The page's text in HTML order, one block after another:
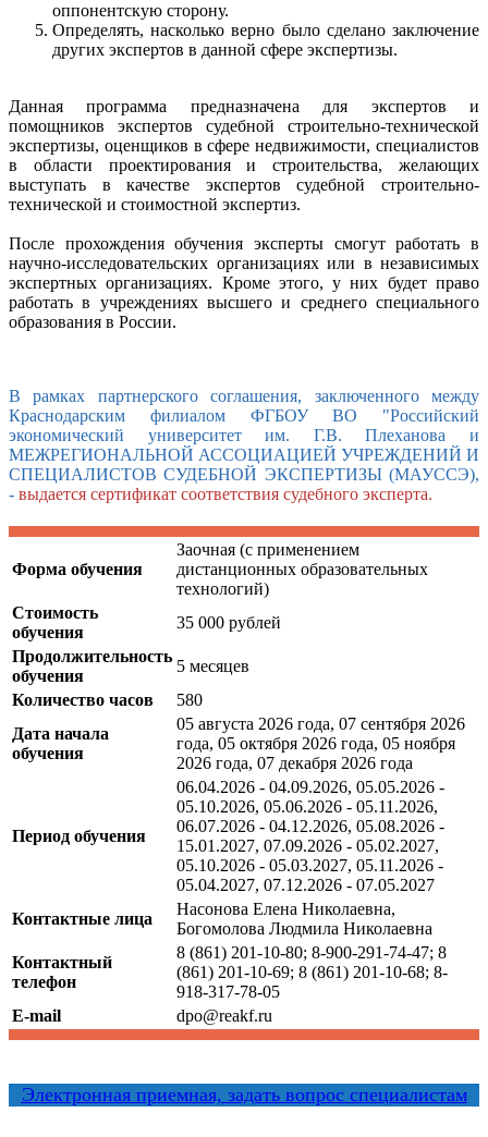
оппонентскую сторону.
Определять, насколько верно было сделано заключение
других экспертов в данной сфере экспертизы.
Данная программа предназначена для экспертов и
помощников экспертов судебной строительно-технической
экспертизы, оценщиков в сфере недвижимости, специалистов
в области проектирования и строительства, желающих
выступать в качестве экспертов судебной строительно-
технической и стоимостной экспертиз.
После прохождения обучения эксперты смогут работать в
научно-исследовательских организациях или в независимых
экспертных организациях. Кроме этого, у них будет право
работать в учреждениях высшего и среднего специального
образования в России.
В рамках партнерского соглашения, заключенного между
Краснодарским филиалом ФГБОУ ВО "Российский
экономический университет им. Г.В. Плеханова и
МЕЖРЕГИОНАЛЬНОЙ АССОЦИАЦИЕЙ УЧРЕЖДЕНИЙ И
СПЕЦИАЛИСТОВ СУДЕБНОЙ ЭКСПЕРТИЗЫ (МАУССЭ),
- выдается сертификат соответствия судебного эксперта.
Форма обучения
Заочная (с применением
дистанционных образовательных
технологий)
Стоимость
обучения
35 000 рублей
Продолжительность
обучения
5 месяцев
Количество часов
580
Дата начала
обучения
05 августа 2026 года, 07 сентября 2026
года, 05 октября 2026 года, 05 ноября
2026 года, 07 декабря 2026 года
Период обучения
06.04.2026 - 04.09.2026, 05.05.2026 -
05.10.2026, 05.06.2026 - 05.11.2026,
06.07.2026 - 04.12.2026, 05.08.2026 -
15.01.2027, 07.09.2026 - 05.02.2027,
05.10.2026 - 05.03.2027, 05.11.2026 -
05.04.2027, 07.12.2026 - 07.05.2027
Контактные лица
Насонова Елена Николаевна,
Богомолова Людмила Николаевна
Контактный
телефон
8 (861) 201-10-80; 8-900-291-74-47; 8
(861) 201-10-69; 8 (861) 201-10-68; 8-
918-317-78-05
E-mail
dpo@reakf.ru
Электронная приемная, задать вопрос специалистам